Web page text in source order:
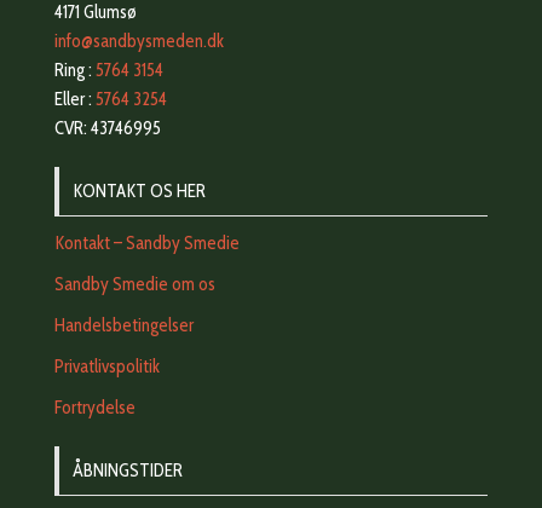
4171 Glumsø
info@sandbysmeden.dk
Ring : 5764 3154
Eller : 5764 3254
CVR: 43746995
KONTAKT OS HER
Kontakt – Sandby Smedie
Sandby Smedie om os
Handelsbetingelser
Privatlivspolitik
Fortrydelse
ÅBNINGSTIDER